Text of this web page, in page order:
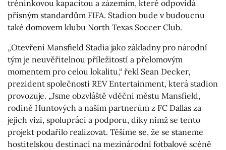
tréninkovou kapacitou a zázemím, které odpovídá
přísným standardům FIFA. Stadion bude v budoucnu
také domovem klubu North Texas Soccer Club.
„Otevření Mansfield Stadia jako základny pro národní
tým je neuvěřitelnou příležitostí a přelomovým
momentem pro celou lokalitu,“ řekl Sean Decker,
prezident společnosti REV Entertainment, která stadion
provozuje. „Jsme obzvláště vděčni městu Mansfield,
rodině Huntových a našim partnerům z FC Dallas za
jejich vizi, spolupráci a podporu, díky nimž se tento
projekt podařilo realizovat. Těšíme se, že se staneme
hostitelskou destinací na mezinárodní fotbalové scéně